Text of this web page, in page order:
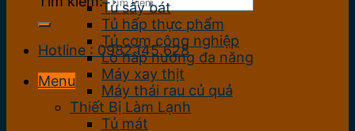
Hotline : 0982.145.628
Menu
Tủ sấy bát
Tủ hấp thực phẩm
Tủ cơm công nghiệp
Lò hấp nướng đa năng
Máy xay thịt
Máy thái rau củ quả
Thiết Bị Làm Lạnh
Tủ mát